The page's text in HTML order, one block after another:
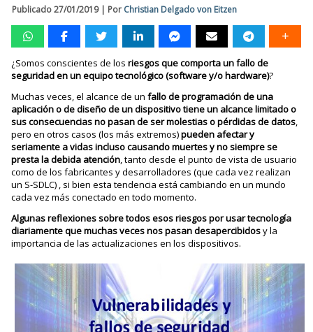
Publicado 27/01/2019| Por Christian Delgado von Eitzen
¿Somos conscientes de losriesgos que comporta un fallo de
seguridad en un equipo tecnológico (software y/o hardware)?
Muchas veces, el alcance de unfallo de programación de una
aplicación o de diseño de un dispositivo tiene un alcance limitado o
sus consecuencias no pasan de ser molestias o pérdidas de datos,
pero en otros casos (los más extremos)pueden afectar y
seriamente a vidas incluso causando muertes y no siempre se
presta la debida atención, tanto desde el punto de vista de usuario
como de los fabricantes y desarrolladores (que cada vez realizan
un S-SDLC) , si bien esta tendencia está cambiando en un mundo
cada vez más conectado en todo momento.
Algunas reflexiones sobre todos esos riesgos por usar tecnología
diariamente que muchas veces nos pasan desapercibidosy la
importancia de las actualizaciones en los dispositivos.